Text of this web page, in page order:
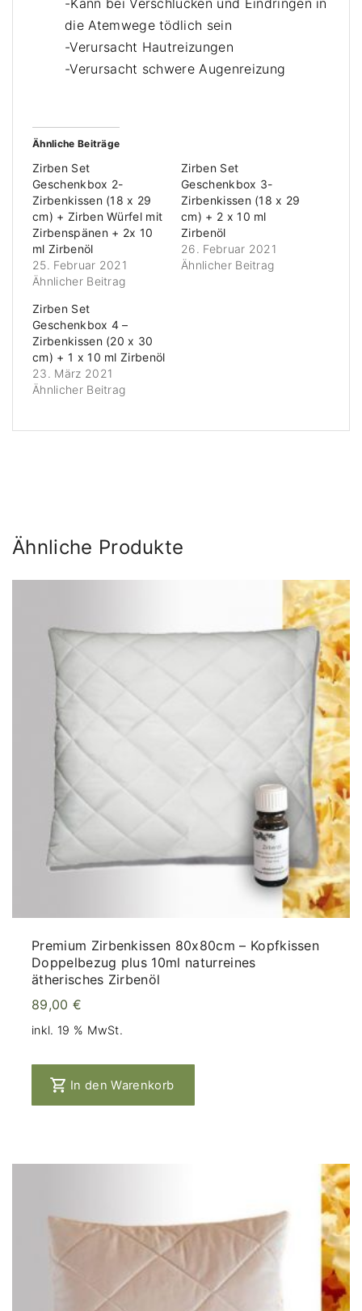
-Kann bei Verschlucken und Eindringen in
die Atemwege tödlich sein
-Verursacht Hautreizungen
-Verursacht schwere Augenreizung
Ähnliche Beiträge
Zirben Set
Geschenkbox 2-
Zirbenkissen (18 x 29
cm) + Zirben Würfel mit
Zirbenspänen + 2x 10
ml Zirbenöl
25. Februar 2021
Ähnlicher Beitrag
Zirben Set
Geschenkbox 3-
Zirbenkissen (18 x 29
cm) + 2 x 10 ml
Zirbenöl
26. Februar 2021
Ähnlicher Beitrag
Zirben Set
Geschenkbox 4 –
Zirbenkissen (20 x 30
cm) + 1 x 10 ml Zirbenöl
23. März 2021
Ähnlicher Beitrag
Ähnliche Produkte
Premium Zirbenkissen 80x80cm – Kopfkissen
Doppelbezug plus 10ml naturreines
ätherisches Zirbenöl
89,00 €
inkl. 19 % MwSt.
In den Warenkorb